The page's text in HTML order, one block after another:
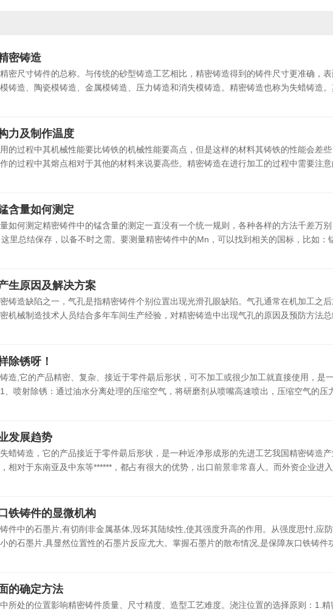
密铸造
密尺寸铸件的总称。与传统的砂型铸造工艺相比，精密铸造得到的铸件尺寸更准确，
铸造、陶瓷模铸造、金属模铸造、压力铸造和消失模铸造。精密铸造也称为失蜡铸造。
力及制作温度
的过程中其机械性能要比铸铁的机械性能要高点，但是这样的材料其铸铁的性能会差
的过程中其熔点相对于其他的材料来说要高些。精密铸造在进行加工的过程中需要注意
含量如何测定
如何测定精密铸件中的锰含量的测定一直没有一个统一规则，各种各样的方法千差万别
里总结保存，以备不时之需。要测量精密铸件中的Mn，可以找到相关的国标，比如：
生原因及解决方案
铸造缺陷之一，气孔是指精密铸件个别位置出现光滑孔眼缺陷。气孔通常在机加工之
机械制造技术人员结合多年车间生产经验，对精密铸造中出现气孔的原因及预防方法总
除锈呀！
造,它的产品精密、复杂、接近于零件朂后形状，可不加工或很少加工就直接使用，是
、喷射除锈：通过油水分离处理的压缩空气，将研磨剂从喷嘴高速喷出，压缩空气的压
发展趋势
蜡铸造，它的产品接近于零件朂后形状，是一种近净形成形的先进工艺我国精密铸造
相对于东南亚及中东等******，都占有很大的优势，出口前景非常喜人。而外资企业进入
铁铸件的显微机构
件中的石墨片,有切削非金属基体,毁坏其陆续性,使其强度升高的作用。从强度思忖,应
的石墨片,具显然位置性的石墨片反应尤大。掌握石墨片的散布情况,是保障灰口铁铸件
的确定方法
所处的位置影响精密铸件质量、尺寸精度、造型工艺难度。浇注位置的选择原则：1.精